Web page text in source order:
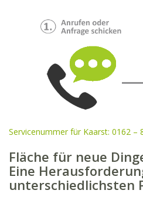
Servicenummer für Kaarst: 0162 –
Fläche für neue
Eine
unterschiedlichsten